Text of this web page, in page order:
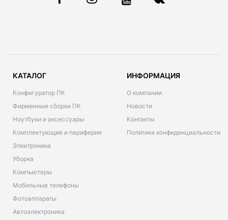
КАТАЛОГ
Конфигуратор ПК
Фирменные сборки ПК
Ноутбуки и аксессуары
Комплектующие и периферия
Электроника
Уборка
Компьютеры
Мобильные телефоны
Фотоаппараты
Автоэлектроника
ИНФОРМАЦИЯ
О компании
Новости
Контакты
Политика конфиденциальности